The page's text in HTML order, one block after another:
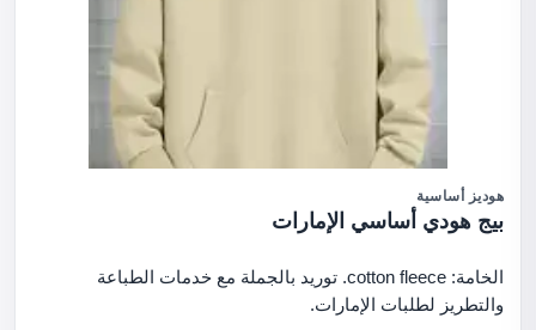
هوديز أساسية
بيج هودي أساسي الإمارات
الخامة: cotton fleece. توريد بالجملة مع خدمات الطباعة
والتطريز لطلبات الإمارات.